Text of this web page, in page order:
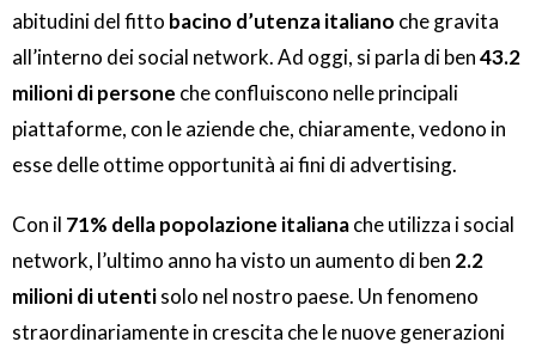
abitudini del fitto bacino d’utenza italiano che gravita
all’interno dei social network. Ad oggi, si parla di ben43.2
milioni di persone che confluiscono nelle principali
piattaforme, con le aziende che, chiaramente, vedono in
esse delle ottime opportunità ai fini di advertising.
Con il 71% della popolazione italianache utilizza i social
network, l’ultimo anno ha visto un aumento di ben 2.2
milioni di utentisolo nel nostro paese. Un fenomeno
straordinariamente in crescita che le nuove generazioni